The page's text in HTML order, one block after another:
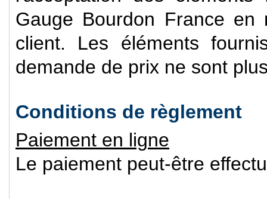
Gauge Bourdon France
client. Les éléments
demande de prix ne sont
Conditions de règlement
Paiement en ligne
Le paiement peut-être